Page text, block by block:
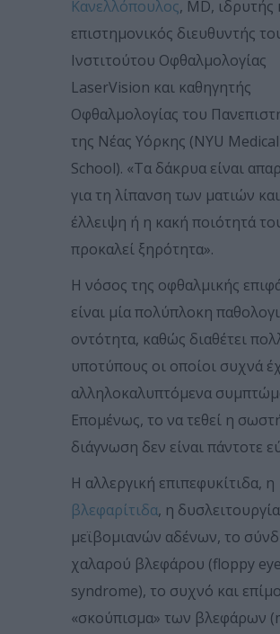
Κανελλόπουλος, MD, ιδρυτής
επιστημονικός διευθυντής
Ινστιτούτου Οφθαλμολογίας
LaserVision και καθηγητής
Οφθαλμολογίας του
της Νέας Υόρκης (NYU Medical
School). «Τα δάκρυα είναι
για τη λίπανση των ματιών
έλλειψη ή η κακή ποιότητά
προκαλεί ξηρότητα».
Η νόσος της οφθαλμικής
είναι μία πολύπλοκη
οντότητα, καθώς διαθέτει
υποτύπους οι οποίοι συχνά
αλληλοκαλυπτόμενα
Επομένως, το να τεθεί η
διάγνωση δεν είναι πάντοτε
Η αλλεργική επιπεφυκίτιδα, η
βλεφαρίτιδα, η
μεϊβομιανών αδένων, το
χαλαρού βλεφάρου (floppy
syndrome), το συχνό και
«σκούπισμα» των βλεφάρων